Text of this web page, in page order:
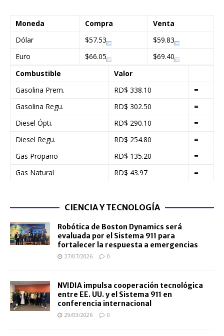
Moneda Compra
Venta
Dólar
$57.53
$59.83
Euro
$66.05
$69.40
Combustible
Valor
Gasolina Prem.
RD$ 338.10
=
Gasolina Regu.
RD$ 302.50
=
Diesel Ópti.
RD$ 290.10
=
Diesel Regu.
RD$ 254.80
=
Gas Propano
RD$ 135.20
=
Gas Natural
RD$ 43.97 =
CIENCIA Y TECNOLOGÍA
Robótica de Boston Dynamics será
evaluada por el Sistema 911 para
fortalecer la respuesta a emergencias
27/07/2026 0
NVIDIA impulsa cooperación tecnológica
entre EE. UU. y el Sistema 911 en
conferencia internacional
29/03/2026 0